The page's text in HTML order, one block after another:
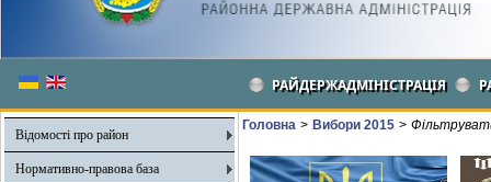
РАЙДЕРЖАДМІНІСТРАЦІЯ
Відомості про район
Нормативно-правова база
Головна > Вибори 2015 >